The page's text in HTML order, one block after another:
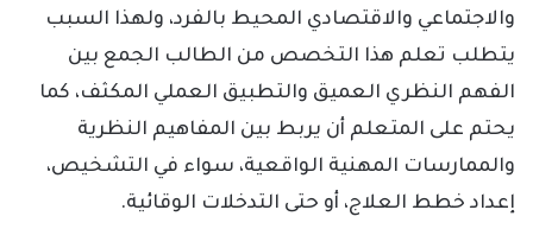
والاجتماعي والاقتصادي المحيط بالفرد، ولهذا السبب
يتطلب تعلم هذا التخصص من الطالب الجمع بين
الفهم النظري العميق والتطبيق العملي المكثف، كما
يحتم على المتعلم أن يربط بين المفاهيم النظرية
والممارسات المهنية الواقعية، سواء في التشخيص،
إعداد خطط العلاج، أو حتى التدخلات الوقائية.